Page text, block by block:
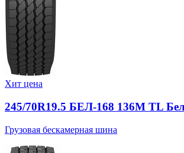
Хит цена
245/70R19.5 БЕЛ-168 136M TL
Грузовая бескамерная шина